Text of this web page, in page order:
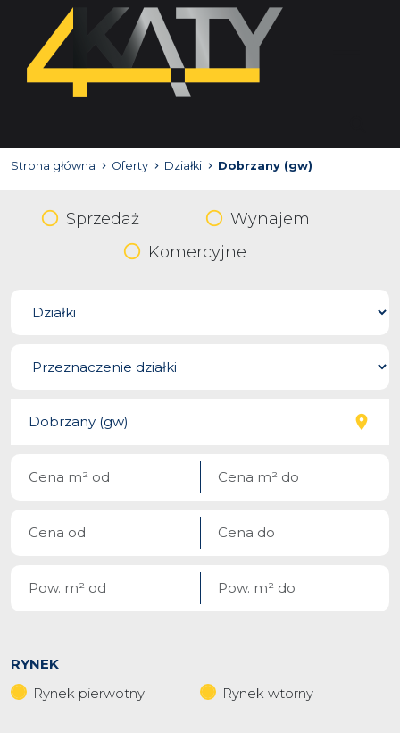
Strona główna Oferty Działki Dobrzany (gw)
Sprzedaż
Wynajem
Komercyjne
RYNEK
Rynek pierwotny
Rynek wtorny